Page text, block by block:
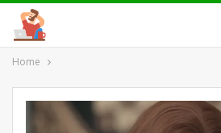
Home